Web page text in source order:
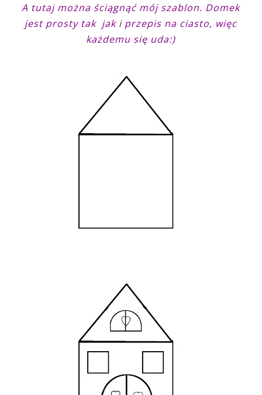
A tutaj można ściągnąć mój szablon. Domek
jest prosty tak jak i przepis na ciasto, więc
każdemu się uda:)